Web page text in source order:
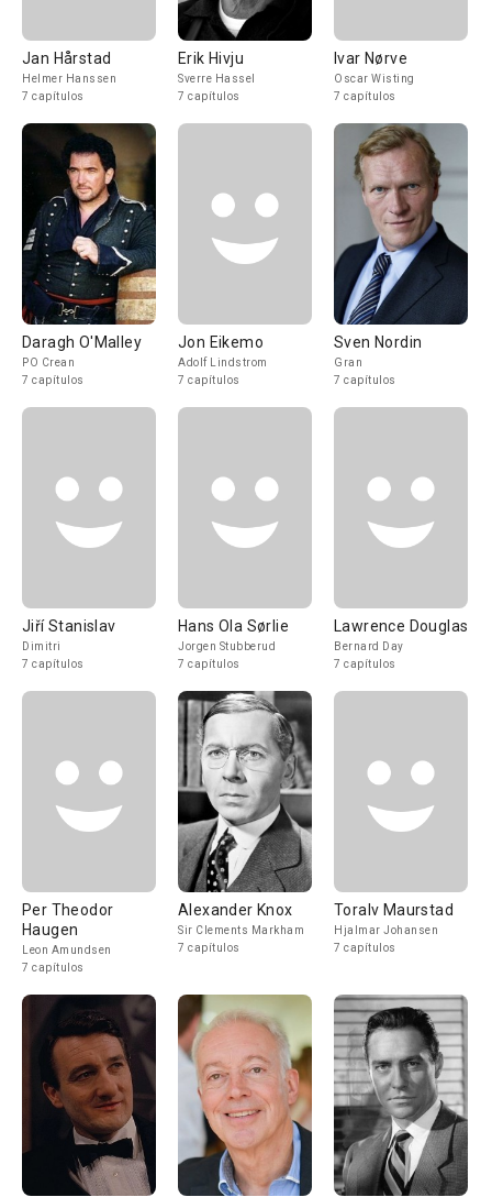
Jan Hårstad
Helmer Hanssen
7 capítulos
Erik Hivju
Sverre Hassel
7 capítulos
Ivar Nørve
Oscar Wisting
7 capítulos
Daragh O'Malley
PO Crean
7 capítulos
Jon Eikemo
Adolf Lindstrom
7 capítulos
Sven Nordin
Gran
7 capítulos
Jiří Stanislav
Dimitri
7 capítulos
Hans Ola Sørlie
Jorgen Stubberud
7 capítulos
Lawrence Douglas
Bernard Day
7 capítulos
Per Theodor
Haugen
Leon Amundsen
7 capítulos
Alexander Knox
Sir Clements Markham
7 capítulos
Toralv Maurstad
Hjalmar Johansen
7 capítulos